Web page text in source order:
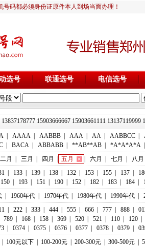
码都必须身份证原件本人到场当面办理！
选号 联通选号 电信选号
15903666667 15903661111
AAAA AABBB AAA AA AABBCC
BACA ABBABB **AB**AB *A*A*A*A
二月 三月 四月 五月 六月 七月
八月
133 139 138 132 153 155 137
150 193 151 190 152 182 183 184
1960年代 1970年代 1980年代 1990年代
222 333 444 555 666 777 888
789 168 158 369 520 521 110 120
0374 0375 0376 0377 0378 0379
100元以下 100-200元 200-300元 300-500元